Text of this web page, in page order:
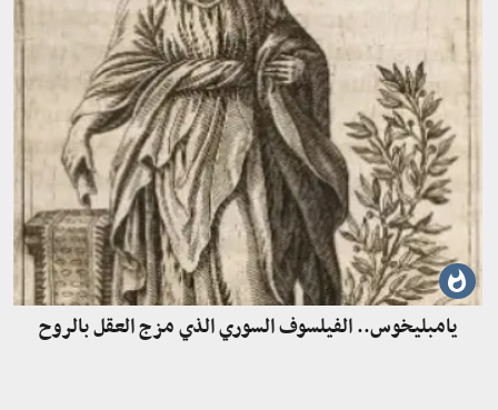
يامبليخوس.. الفيلسوف السوري الذي مزج العقل بالروح